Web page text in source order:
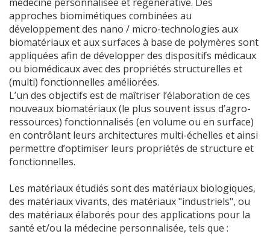
approches biomimétiques combinées au
développement des nano / micro-technologies aux
biomatériaux et aux surfaces à base de polymères sont
appliquées afin de développer des dispositifs médicaux
ou biomédicaux avec des propriétés structurelles et
(multi) fonctionnelles améliorées.
L’un des objectifs est de maîtriser l’élaboration de ces
nouveaux biomatériaux (le plus souvent issus d’agro-
ressources) fonctionnalisés (en volume ou en surface)
en contrôlant leurs architectures multi-échelles et ainsi
permettre d’optimiser leurs propriétés de structure et
fonctionnelles.
Les matériaux étudiés sont des matériaux biologiques,
des matériaux vivants, des matériaux "industriels", ou
des matériaux élaborés pour des applications pour la
santé et/ou la médecine personnalisée, tels que :